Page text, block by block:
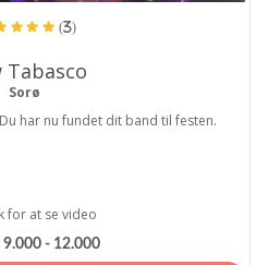
(3)
Tabasco
Sorø
har nu fundet dit band til festen.
for at se video
9.000 - 12.000